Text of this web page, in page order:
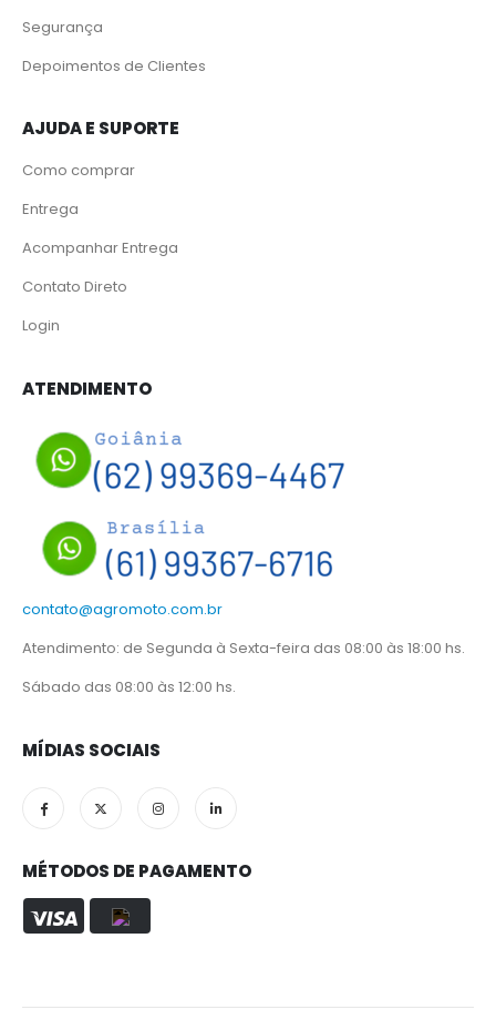
Segurança
Depoimentos de Clientes
AJUDA E SUPORTE
Como comprar
Entrega
Acompanhar Entrega
Contato Direto
Login
ATENDIMENTO
contato@agromoto.com.br
Atendimento: de Segunda à Sexta-feira das 08:00 às 18:00 hs.
Sábado das 08:00 às 12:00 hs.
MÍDIAS SOCIAIS
MÉTODOS DE PAGAMENTO